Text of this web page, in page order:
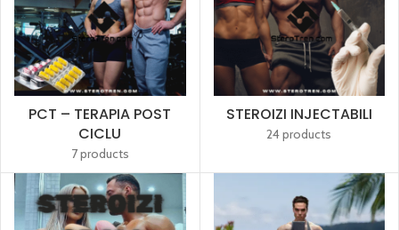
PCT – TERAPIA POST
CICLU
7 products
STEROIZI INJECTABILI
24 products